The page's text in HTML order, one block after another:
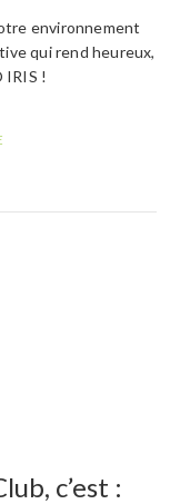
environnement
qui rend heureux,
IRIS !
c’est :